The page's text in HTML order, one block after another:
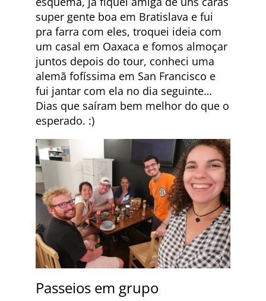
super gente boa em Bratislava e fui
pra farra com eles, troquei ideia com
um casal em Oaxaca e fomos almoçar
juntos depois do tour, conheci uma
alemã fofíssima em San Francisco e
fui jantar com ela no dia seguinte…
Dias que saíram bem melhor do que o
esperado. :)
Passeios em grupo